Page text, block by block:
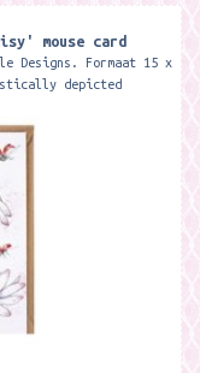
mouse card
Designs. Formaat 15 x
depicted